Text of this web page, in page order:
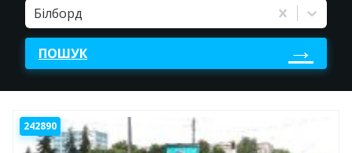
Білборд
ПОШУК
242890